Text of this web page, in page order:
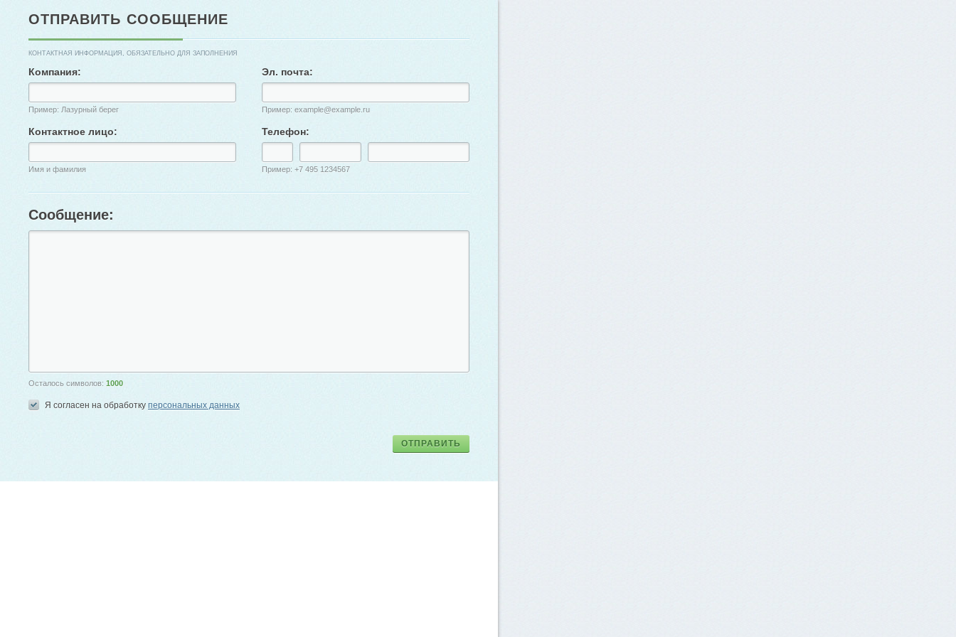
ОТПРАВИТЬ СООБЩЕНИЕ
КОНТАКТНАЯ ИНФОРМАЦИЯ, ОБЯЗАТЕЛЬНО ДЛЯ ЗАПОЛНЕНИЯ
Компания:
Пример: Лазурный берег
Контактное лицо:
Имя и фамилия
Эл. почта:
Пример: example@example.ru
Телефон:
Пример: +7 495 1234567
Сообщение:
Осталось символов: 1000
Я согласен на обработку персональных данных